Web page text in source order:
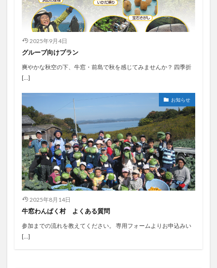
2025年9月4日
グループ向けプラン
爽やかな秋空の下、牛窓・前島で秋を感じてみませんか？ 四季折
[…]
お知らせ
2025年8月14日
牛窓わんぱく村 よくある質問
参加までの流れを教えてください。 専用フォームよりお申込みい
[…]